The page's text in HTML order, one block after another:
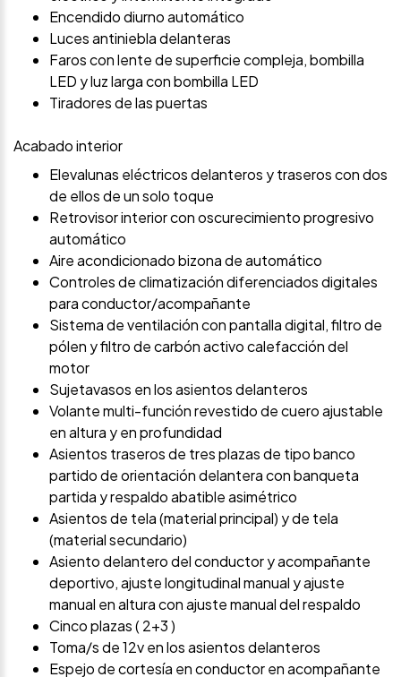
Encendido diurno automático
Luces antiniebla delanteras
Faros con lente de superficie compleja, bombilla
LED y luz larga con bombilla LED
Tiradores de las puertas
Acabado interior
Elevalunas eléctricos delanteros y traseros con dos
de ellos de un solo toque
Retrovisor interior con oscurecimiento progresivo
automático
Aire acondicionado bizona de automático
Controles de climatización diferenciados digitales
para conductor/acompañante
Sistema de ventilación con pantalla digital, filtro de
pólen y filtro de carbón activo calefacción del
motor
Sujetavasos en los asientos delanteros
Volante multi-función revestido de cuero ajustable
en altura y en profundidad
Asientos traseros de tres plazas de tipo banco
partido de orientación delantera con banqueta
partida y respaldo abatible asimétrico
Asientos de tela (material principal) y de tela
(material secundario)
Asiento delantero del conductor y acompañante
deportivo, ajuste longitudinal manual y ajuste
manual en altura con ajuste manual del respaldo
Cinco plazas ( 2+3 )
Toma/s de 12v en los asientos delanteros
Espejo de cortesía en conductor en acompañante